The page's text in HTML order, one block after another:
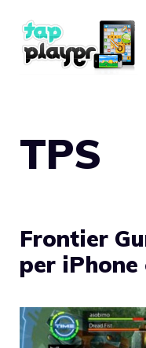
contenuto
TPS
Frontier
per iPhone